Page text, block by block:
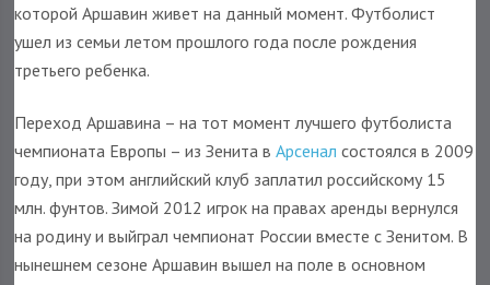
которой Аршавин живет на данный момент. Футболист
ушел из семьи летом прошлого года после рождения
третьего ребенка.
Переход Аршавина – на тот момент лучшего футболиста
чемпионата Европы – из Зенита вАрсенал состоялся в 2009
году, при этом английский клуб заплатил российскому 15
млн. фунтов. Зимой 2012 игрок на правах аренды вернулся
на родину и выйграл чемпионат России вместе с Зенитом. В
нынешнем сезоне Аршавин вышел на поле в основном